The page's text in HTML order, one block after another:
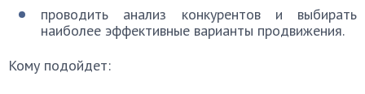
проводить анализ конкурентов и выбирать
наиболее эффективные варианты продвижения.
Кому подойдет: